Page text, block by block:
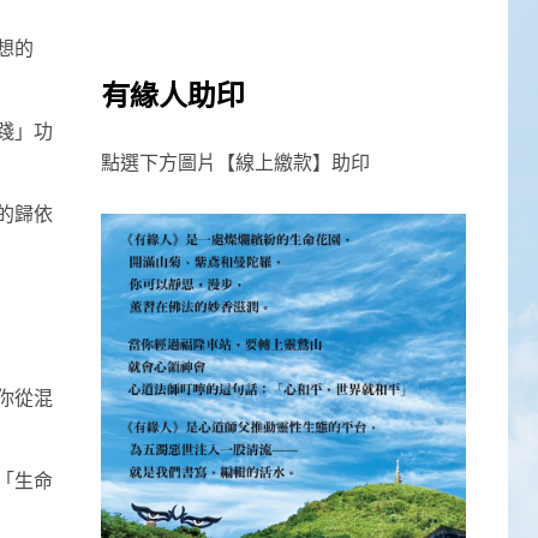
的
」功
歸依
從混
生命
有緣人助印
點選下方圖片【線上繳款】助印